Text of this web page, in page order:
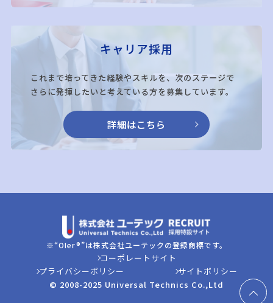
キャリア採用
これまで培ってきた経験やスキルを、次のステージで
さらに発揮したいと考えている方を募集しています。
詳細はこちら
※“OIer®”は株式会社ユーテックの登録商標です。
コーポレートサイト
プライバシーポリシー
サイトポリシー
© 2008-2025 Universal Technics Co.,Ltd